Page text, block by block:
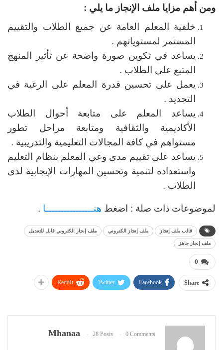
ومن أهم مزايا ملف الإنجاز ما يلي :
خلفية المعلم العامة عن جميع الطلاب والتقييم
المستمر لمستوياتهم .
يساعد في تكوين صورة واضحة عن تأثير المنهج
المتبع على الطلاب .
يعمل على تحسين قدرة المعلم على الرغبة في
التجديد .
يساعد المعلم على متابعة أحوال الطلاب
الأكاديمية والثقافية ومتابعة مراحل تطور
مستواهم في كافة المجالات التعليمية والتدريبية .
يساعد على تقييم مدى وعي المعلم بنظام التعليم
واستعداده لتنمية وتحسين المهارات الإيجابية لدى
الطلاب .
لموضوعات ذات صلة : اضغط هنــــــــــــــــا .
قالب ملف إنجاز ملف إنجاز الكتروني ملف إنجاز الكتروني قابل للتعديل
ملف إنجاز جاهز
0
Share
Facebook
Twitter
ReddIt
Mhanaa 28 Posts 0 Comments